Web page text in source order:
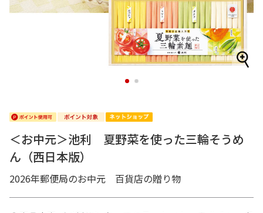
1 2
＜お中元＞池利 夏野菜を使った三輪そうめ
ん（西日本版）
2026年郵便局のお中元 百貨店の贈り物